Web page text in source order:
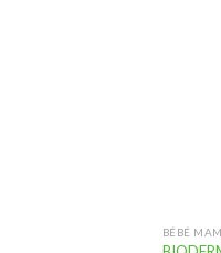
BÉBÉ